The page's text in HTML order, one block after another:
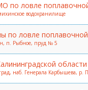
по ловле
водохранилище
по ловле
п. Рыбное, пруд № 5
наб. Генерала Карбышева, р.